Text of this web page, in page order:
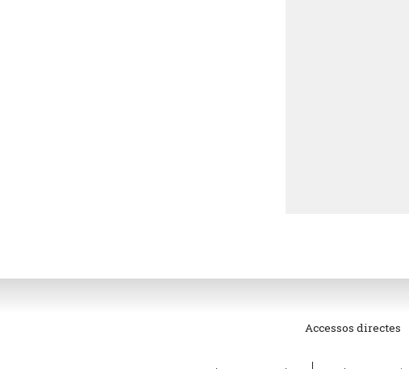
Accessos directes